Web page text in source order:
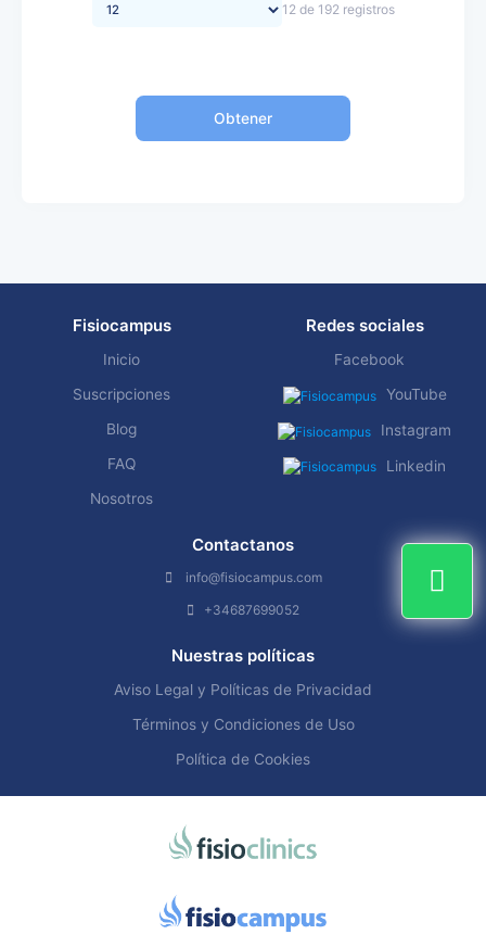
12 de 192 registros
Obtener
Fisiocampus
Inicio
Suscripciones
Blog
FAQ
Nosotros
Redes sociales
Facebook
YouTube
Instagram
Linkedin
Contactanos
info@fisiocampus.com
+34687699052
Nuestras políticas
Aviso Legal y Políticas de Privacidad
Términos y Condiciones de Uso
Política de Cookies